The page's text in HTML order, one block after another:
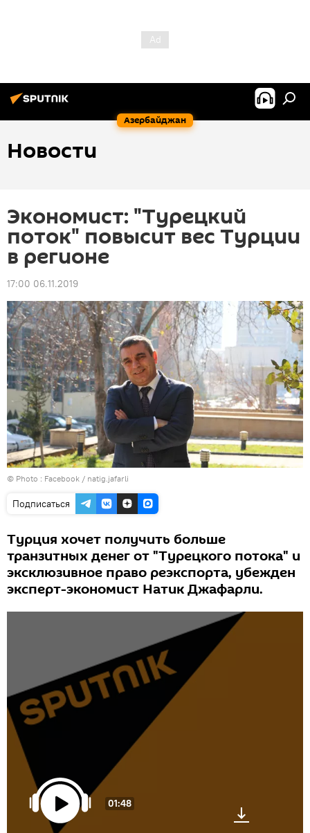
Азербайджан
Новости
Экономист: "Турецкий
поток" повысит вес Турции
в регионе
17:00 06.11.2019
© Photo : Facebook / natig.jafarli
Подписаться
Турция хочет получить больше
транзитных денег от "Турецкого потока" и
эксклюзивное право реэкспорта, убежден
эксперт-экономист Натик Джафарли.
01:48